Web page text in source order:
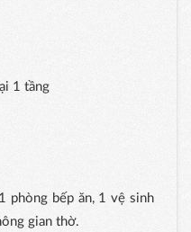
1 tầng
phòng bếp ăn, 1 vệ sinh
gian thờ.